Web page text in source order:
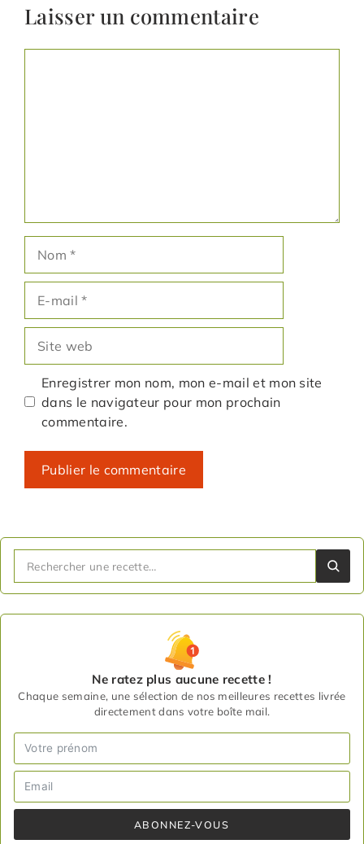
Laisser un commentaire
mail
web
Enregistrer mon nom, mon e-mail et mon site
dans le navigateur pour mon prochain
commentaire.
Ne ratez plus aucune recette !
Chaque semaine, une sélection de nos meilleures recettes livrée
directement dans votre boîte mail.
ABONNEZ-VOUS